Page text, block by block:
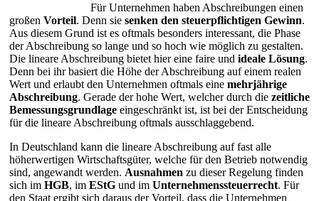
Für Unternehmen haben Abschreibungen einen
großen Vorteil. Denn sie senken den steuerpflichtigen Gewinn.
Aus diesem Grund ist es oftmals besonders interessant, die Phase
der Abschreibung so lange und so hoch wie möglich zu gestalten.
Die lineare Abschreibung bietet hier eine faire und ideale Lösung.
Denn bei ihr basiert die Höhe der Abschreibung auf einem realen
Wert und erlaubt den Unternehmen oftmals eine mehrjährige
Abschreibung. Gerade der hohe Wert, welcher durch die zeitliche
Bemessungsgrundlage eingeschränkt ist, ist bei der Entscheidung
für die lineare Abschreibung oftmals ausschlaggebend.
In Deutschland kann die lineare Abschreibung auf fast alle
höherwertigen Wirtschaftsgüter, welche für den Betrieb notwendig
sind, angewandt werden. Ausnahmen zu dieser Regelung finden
sich im HGB, im EStG und im Unternehmenssteuerrecht. Für
den Staat ergibt sich daraus der Vorteil, dass die Unternehmen